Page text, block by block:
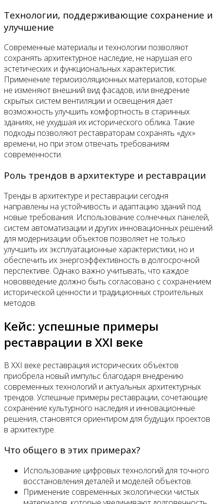
Технологии, поддерживающие сохранение и
улучшение
Современные материалы и технологии позволяют
сохранять архитектурное наследие, не нарушая его
эстетических и функциональных характеристик.
Применение термоизоляционных материалов, которые
не изменяют внешний вид фасадов, или внедрение
скрытых систем вентиляции и освещения дает
возможность улучшить комфортность в старинных
зданиях, не ухудшая их исторического облика. Такие
подходы позволяют реставраторам сохранять «дух»
времени, но при этом отвечать требованиям
современности.
Роль трендов в архитектуре и реставрации
Тренды в архитектуре и реставрации сегодня
направлены на устойчивость и адаптацию зданий под
новые требования. Использование солнечных панелей,
систем автоматизации и других инновационных решений
для модернизации объектов позволяет не только
улучшить их эксплуатационные характеристики, но и
обеспечить их энергоэффективность в долгосрочной
перспективе. Однако важно учитывать, что каждое
нововведение должно быть согласовано с сохранением
исторической ценности и традиционных строительных
методов.
Кейс: успешные примеры
реставрации в XXI веке
В XXI веке реставрация исторических объектов
приобрела новый импульс благодаря внедрению
современных технологий и актуальных архитектурных
трендов. Успешные примеры реставрации, сочетающие
сохранение культурного наследия и инновационные
решения, становятся ориентиром для будущих проектов
в архитектуре.
Что общего в этих примерах?
Использование цифровых технологий для точного
восстановления деталей и моделей объектов.
Применение современных экологически чистых